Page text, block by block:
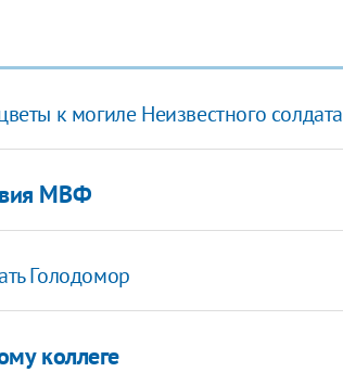
к могиле Неизвестного солдата
МВФ
Голодомор
коллеге